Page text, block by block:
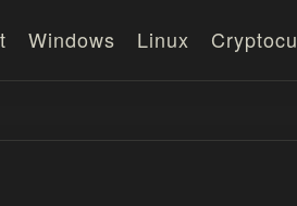
Windows Linux